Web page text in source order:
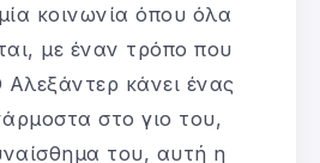
κοινωνία όπου όλα
με έναν τρόπο που
Αλεξάντερ κάνει ένας
στο γιο του,
του, αυτή η